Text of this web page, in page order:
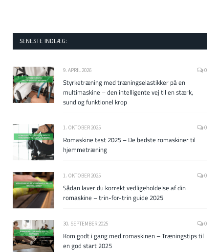
SENESTE INDLÆG:
9. APRIL 2026 0
Styrketræning med træningselastikker på en
multimaskine – den intelligente vej til en stærk,
sund og funktionel krop
1. OKTOBER 2025 0
Romaskine test 2025 – De bedste romaskiner til
hjemmetræning
1. OKTOBER 2025 0
Sådan laver du korrekt vedligeholdelse af din
romaskine – trin-for-trin guide 2025
30. SEPTEMBER 2025 0
Kom godt i gang med romaskinen – Træningstips til
en god start 2025